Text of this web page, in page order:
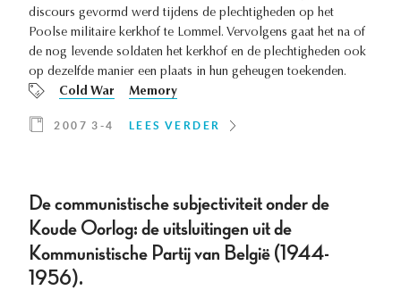
discours gevormd werd tijdens de plechtigheden op het
Poolse militaire kerkhof te Lommel. Vervolgens gaat het na of
de nog levende soldaten het kerkhof en de plechtigheden ook
op dezelfde manier een plaats in hun geheugen toekenden.
Cold War
Memory
2007 3-4 LEES VERDER
De communistische subjectiviteit onder de
Koude Oorlog: de uitsluitingen uit de
Kommunistische Partij van België (1944-
1956).